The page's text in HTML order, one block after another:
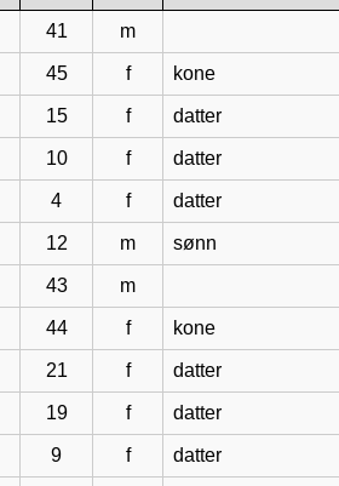
41 m
45 f kone
15 f datter
10 f datter
4 f datter
12 m sønn
43 m
44 f kone
21 f datter
19 f datter
9 f datter